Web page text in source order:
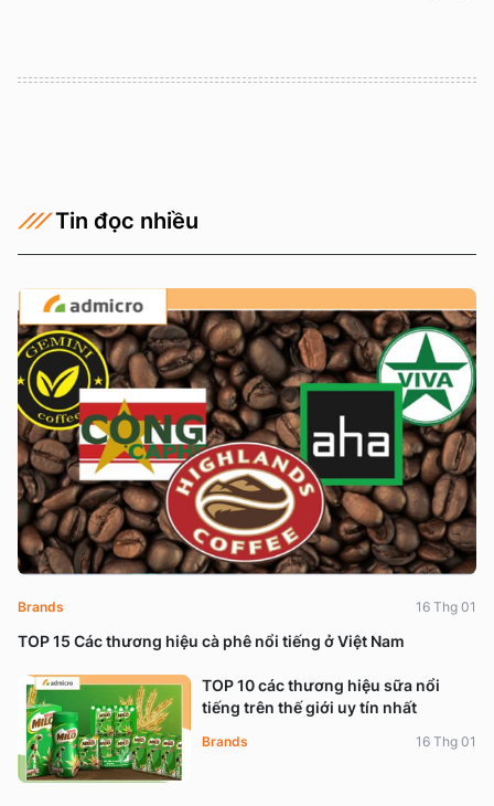
Tin đọc nhiều
TOP 15 Các thương hiệu cà phê nổi tiếng ở Việt Nam
Brands 16 Thg 01
TOP 10 các thương hiệu sữa nổi
tiếng trên thế giới uy tín nhất
Brands 16 Thg 01